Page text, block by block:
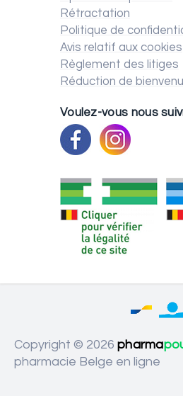
Rétractation
Politique de
Avis relatif aux cookies
Règlement des litiges
Réduction de
Voulez-vous nous
Copyright © 2026 pharma
pharmacie Belge en ligne